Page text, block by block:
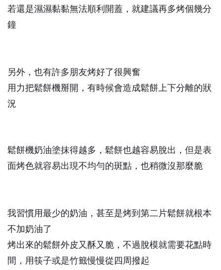
若還是濕濕黏黏無法順利開蓋，就建議再多烤個幾分
鐘
另外，也有許多朋友烤好了很興奮
用力把鬆餅機掰開，有時候會造成鬆餅上下分離的狀
況
鬆餅機奶油塗抹得越多，鬆餅也越容易脫出，但是表
面烤色就容易出現不均勻的斑點，也稍微沒那麼脆
我習慣用最少的奶油，甚至是烤到第二片鬆餅就根本
不加奶油了
烤出來的鬆餅外皮又酥又脆，不過脫模就需要花點時
間，用筷子或是竹籤慢慢從四周撥起